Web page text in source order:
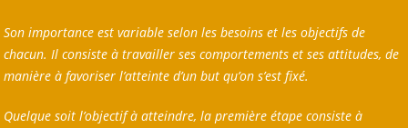
Son importance est variable selon les besoins et les objectifs de
chacun. Il consiste à travailler ses comportements et ses attitudes, de
manière à favoriser l’atteinte d’un but qu’on s’est fixé.
Quelque soit l’objectif à atteindre, la première étape consiste à